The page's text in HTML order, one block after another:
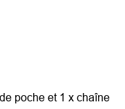
poche et 1 x chaîne